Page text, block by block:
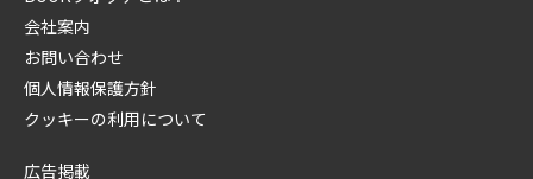
会社案内
お問い合わせ
個人情報保護方針
クッキーの利用について
広告掲載